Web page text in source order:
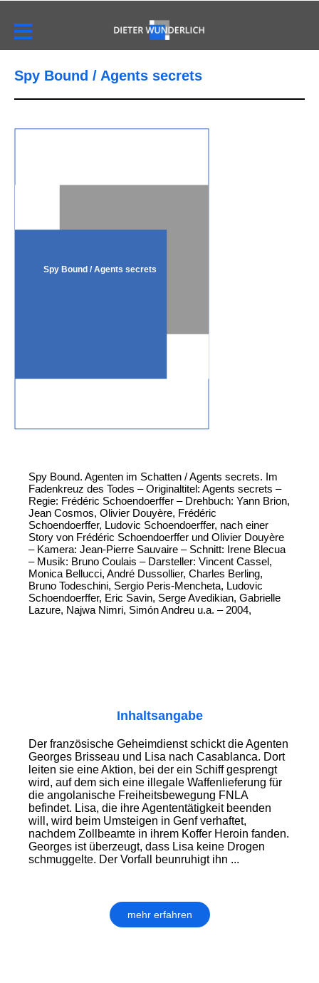
Spy Bound / Agents secrets
Spy Bound / Agents secrets
Spy Bound. Agenten im Schatten / Agents secrets. Im
Fadenkreuz des Todes – Originaltitel: Agents secrets –
Regie: Frédéric Schoendoerffer – Drehbuch: Yann Brion,
Jean Cosmos, Olivier Douyère, Frédéric
Schoendoerffer, Ludovic Schoendoerffer, nach einer
Story von Frédéric Schoendoerffer und Olivier Douyère
– Kamera: Jean-Pierre Sauvaire – Schnitt: Irene Blecua
– Musik: Bruno Coulais – Darsteller: Vincent Cassel,
Monica Bellucci, André Dussollier, Charles Berling,
Bruno Todeschini, Sergio Peris-Mencheta, Ludovic
Schoendoerffer, Eric Savin, Serge Avedikian, Gabrielle
Lazure, Najwa Nimri, Simón Andreu u.a. – 2004,
Inhaltsangabe
Der französische Geheimdienst schickt die Agenten
Georges Brisseau und Lisa nach Casablanca. Dort
leiten sie eine Aktion, bei der ein Schiff gesprengt
wird, auf dem sich eine illegale Waffenlieferung für
die angolanische Freiheitsbewegung FNLA
befindet. Lisa, die ihre Agententätigkeit beenden
will, wird beim Umsteigen in Genf verhaftet,
nachdem Zollbeamte in ihrem Koffer Heroin fanden.
Georges ist überzeugt, dass Lisa keine Drogen
schmuggelte. Der Vorfall beunruhigt ihn ...
mehr erfahren